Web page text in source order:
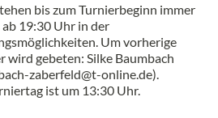
bis zum Turnierbeginn immer
19:30 Uhr in der
Um vorherige
wird gebeten: Silke Baumbach
zaberfeld@t-online.de).
ist um 13:30 Uhr.